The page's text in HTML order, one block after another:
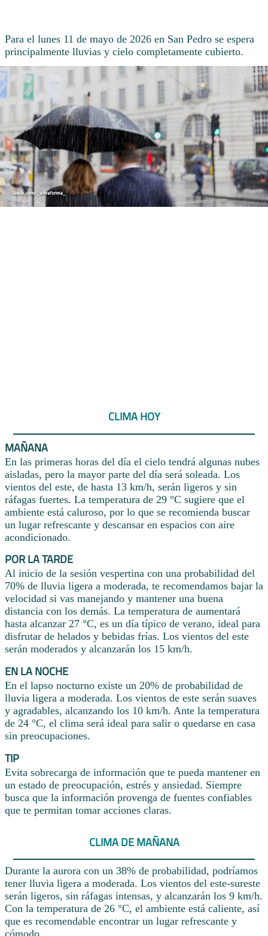
Para el lunes 11 de mayo de 2026 en San Pedro se espera
principalmente lluvias y cielo completamente cubierto.
CLIMA HOY
MAÑANA
En las primeras horas del día el cielo tendrá algunas nubes
aisladas, pero la mayor parte del día será soleada. Los
vientos del este, de hasta 13 km/h, serán ligeros y sin
ráfagas fuertes. La temperatura de 29 °C sugiere que el
ambiente está caluroso, por lo que se recomienda buscar
un lugar refrescante y descansar en espacios con aire
acondicionado.
POR LA TARDE
Al inicio de la sesión vespertina con una probabilidad del
70% de lluvia ligera a moderada, te recomendamos bajar la
velocidad si vas manejando y mantener una buena
distancia con los demás. La temperatura de aumentará
hasta alcanzar 27 °C, es un día típico de verano, ideal para
disfrutar de helados y bebidas frías. Los vientos del este
serán moderados y alcanzarán los 15 km/h.
EN LA NOCHE
En el lapso nocturno existe un 20% de probabilidad de
lluvia ligera a moderada. Los vientos de este serán suaves
y agradables, alcanzando los 10 km/h. Ante la temperatura
de 24 °C, el clima será ideal para salir o quedarse en casa
sin preocupaciones.
TIP
Evita sobrecarga de información que te pueda mantener en
un estado de preocupación, estrés y ansiedad. Siempre
busca que la información provenga de fuentes confiables
que te permitan tomar acciones claras.
CLIMA DE MAÑANA
Durante la aurora con un 38% de probabilidad, podríamos
tener lluvia ligera a moderada. Los vientos del este-sureste
serán ligeros, sin ráfagas intensas, y alcanzarán los 9 km/h.
Con la temperatura de 26 °C, el ambiente está caliente, así
que es recomendable encontrar un lugar refrescante y